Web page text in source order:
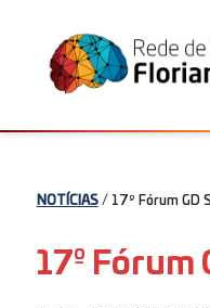
NOTÍCIAS/ 17º Fórum GD
17º Fórum